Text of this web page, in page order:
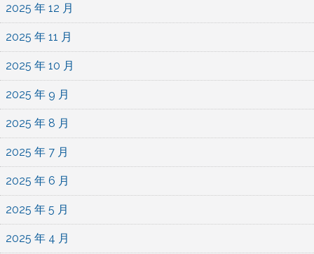
2025 年 12 月
2025 年 11 月
2025 年 10 月
2025 年 9 月
2025 年 8 月
2025 年 7 月
2025 年 6 月
2025 年 5 月
2025 年 4 月